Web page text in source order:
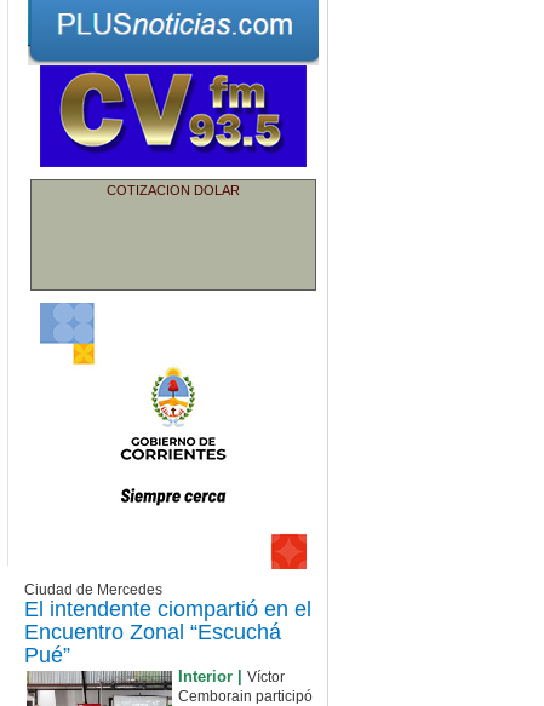
COTIZACION DOLAR
Ciudad de Mercedes
El intendente ciompartió en el
Encuentro Zonal “Escuchá
Pué”
Interior | Víctor
Cemborain participó